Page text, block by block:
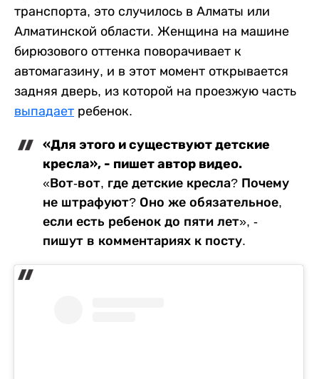
транспорта, это случилось в Алматы или
Алматинской области. Женщина на машине
бирюзового оттенка поворачивает к
автомагазину, и в этот момент открывается
задняя дверь, из которой на проезжую часть
выпадает ребенок.
«Для этого и существуют детские
кресла», - пишет автор видео.
«Вот-вот, где детские кресла? Почему
не штрафуют? Оно же обязательное,
если есть ребенок до пяти лет», -
пишут в комментариях к посту.